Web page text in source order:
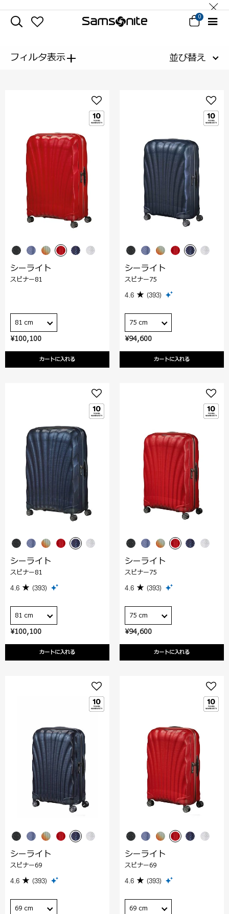
0
フィルタ表示+ 並び替え
¥100,100
カートに入れる
シーライト
スピナー81
81 cm
¥94,600
カートに入れる
シーライト
スピナー75
4.6 (393)
75 cm
¥100,100
カートに入れる
シーライト
スピナー81
4.6 (393)
81 cm
¥94,600
カートに入れる
シーライト
スピナー75
4.6 (393)
75 cm
シーライト
スピナー69
4.6 (393)
69 cm
シーライト
スピナー69
4.6 (393)
69 cm